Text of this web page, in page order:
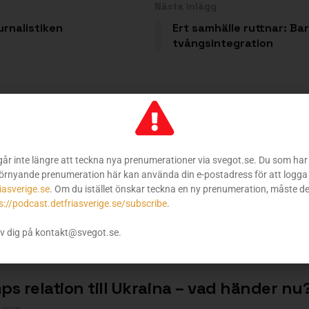
Ert samhälle ruttnar:
tvångsintegration
Trump, Bitcoin och försvaret av
2025
fredagssamtal tar vi vid där vi slutade senast och riktar
relation till Ukraina – vad händer
inte längre att teckna nya prenumerationer via svegot.se. Du som har
prenumeration här kan använda din e-postadress för att logga
. Om du istället önskar teckna en ny prenumeration, måste
podcast.detfriasverige.se/subscribe.
dig på kontakt@svegot.se.